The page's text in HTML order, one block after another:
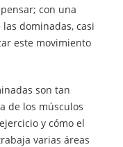
con una
dominadas, casi
este movimiento
son tan
de los músculos
y cómo el
varias áreas